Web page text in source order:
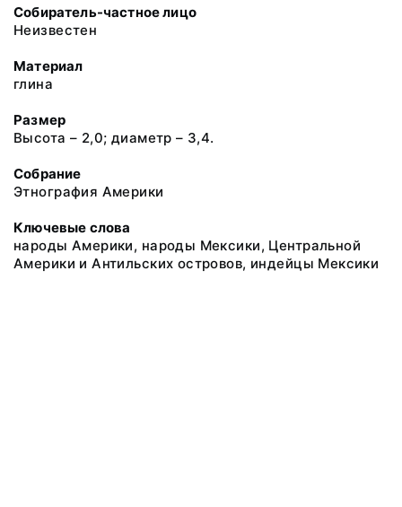
Собиратель-частное лицо
Неизвестен
Материал
глина
Размер
Высота – 2,0; диаметр – 3,4.
Собрание
Этнография Америки
Ключевые слова
народы Америки, народы Мексики, Центральной
Америки и Антильских островов, индейцы Мексики